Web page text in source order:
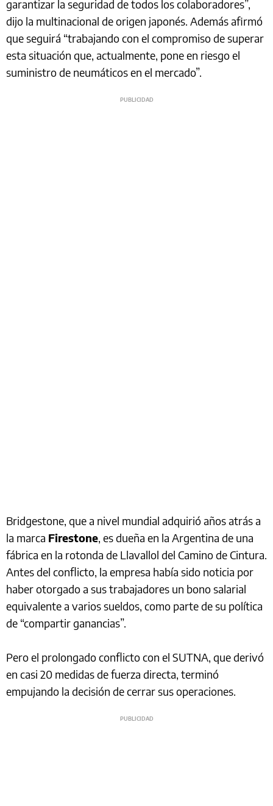
garantizar la seguridad de todos los colaboradores”,
dijo la multinacional de origen japonés. Además afirmó
que seguirá “trabajando con el compromiso de superar
esta situación que, actualmente, pone en riesgo el
suministro de neumáticos en el mercado”.
Bridgestone, que a nivel mundial adquirió años atrás a
la marca Firestone, es dueña en la Argentina de una
fábrica en la rotonda de Llavallol del Camino de Cintura.
Antes del conflicto, la empresa había sido noticia por
haber otorgado a sus trabajadores un bono salarial
equivalente a varios sueldos, como parte de su política
de “compartir ganancias”.
Pero el prolongado conflicto con el SUTNA, que derivó
en casi 20 medidas de fuerza directa, terminó
empujando la decisión de cerrar sus operaciones.